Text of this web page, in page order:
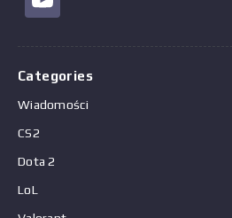
Categories
Wiadomości
CS2
Dota 2
LoL